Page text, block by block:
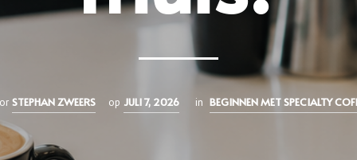
STEPHAN ZWEERS op JULI 7, 2026 in BEGINNEN MET SPECIALTY